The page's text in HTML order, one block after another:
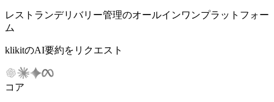
レストランデリバリー管理のオールインワンプラットフォー
ム
klikitのAI要約をリクエスト
コア